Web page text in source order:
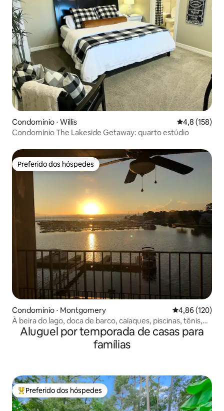
Condomínio ⋅ Willis 4,8 de uma
4,8 (158)
Condomínio The Lakeside Getaway: quarto estúdio
Preferido dos hóspedes
Preferido dos hóspedes
Condomínio ⋅ Montgomery 4,86 de uma
4,86 (120)
À beira do lago, doca de barco, caiaques, piscinas, tênis,
pickleball
Aluguel por temporada de casas para
famílias
Entre os melhores preferidos dos hóspedes
Preferido dos hóspedes